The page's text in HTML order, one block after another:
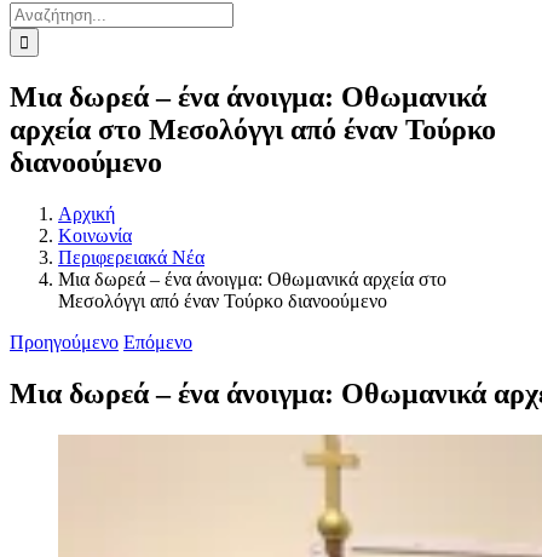
Αναζήτηση
για:
Μια δωρεά – ένα άνοιγμα: Οθωμανικά
αρχεία στο Μεσολόγγι από έναν Τούρκο
διανοούμενο
Αρχική
Κοινωνία
Περιφερειακά Νέα
Μια δωρεά – ένα άνοιγμα: Οθωμανικά αρχεία στο
Μεσολόγγι από έναν Τούρκο διανοούμενο
Προηγούμενο Επόμενο
Μια δωρεά – ένα άνοιγμα: Οθωμανικά